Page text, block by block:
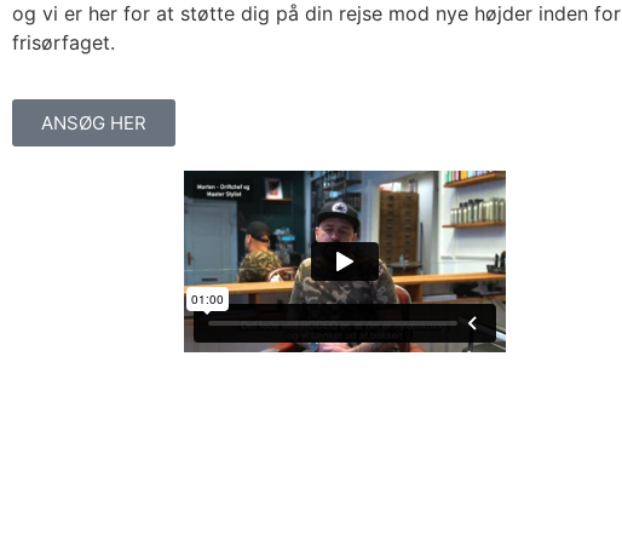
og vi er her for at støtte dig på din rejse mod nye højder inden for
frisørfaget.
ANSØG HER